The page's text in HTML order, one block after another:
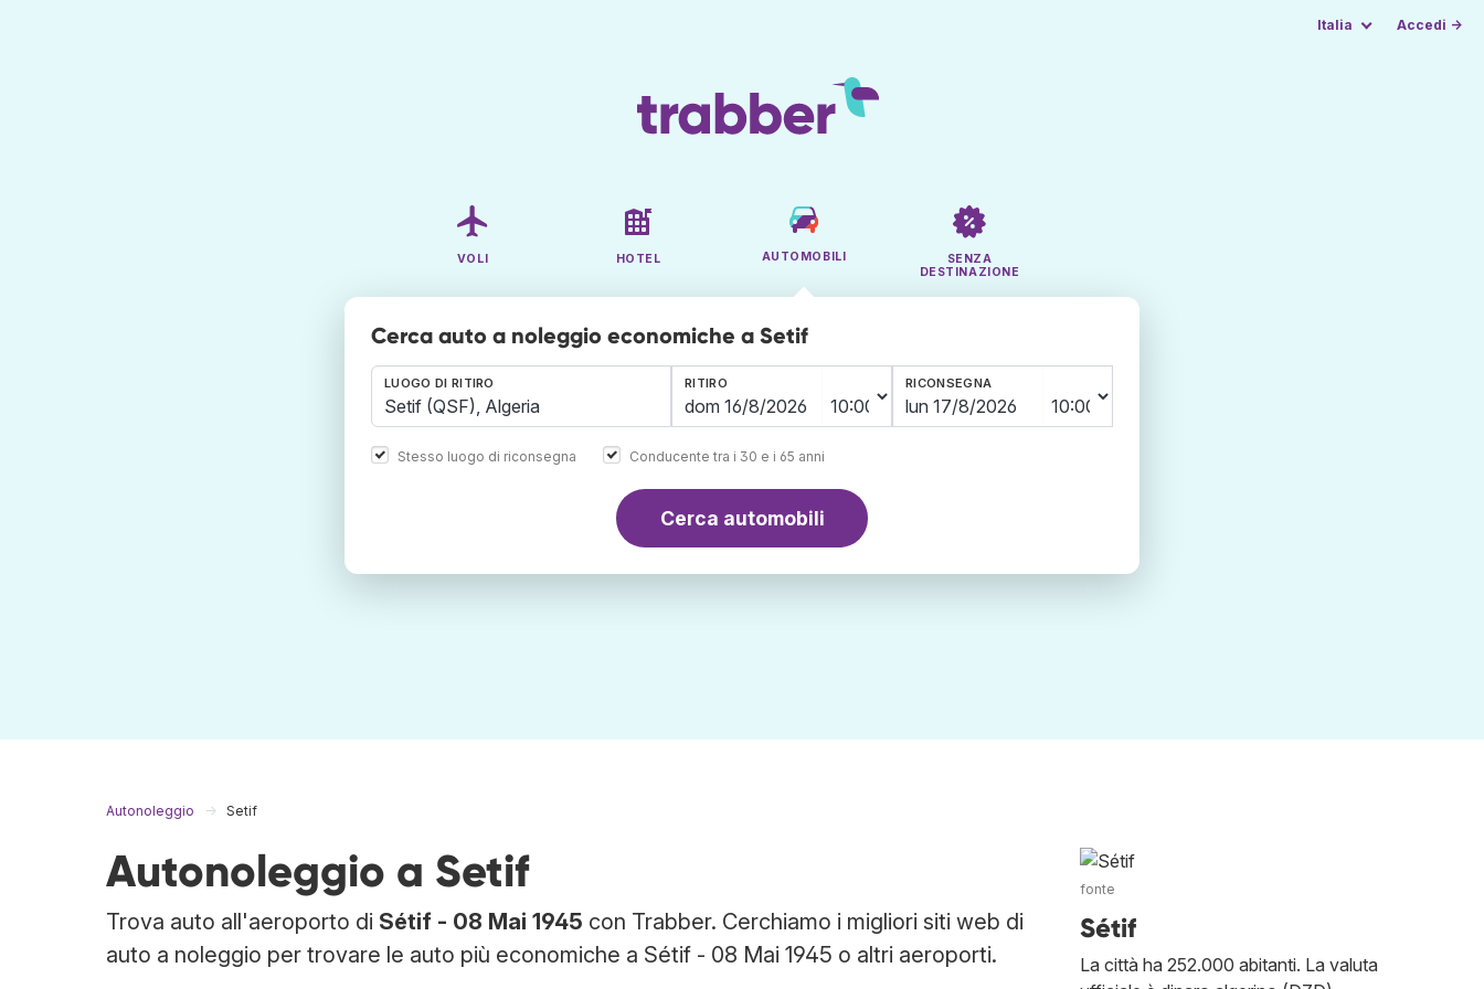
Italia Accedi →
VOLI HOTEL AUTOMOBILI
SENZA
DESTINAZIONE
Cerca auto a noleggio economiche a Setif
LUOGO DI RITIRO RITIRO RICONSEGNA
Stesso luogo di riconsegna Conducente tra i 30 e i 65 anni
Cerca automobili
Autonoleggio Setif
Autonoleggio a Setif
Trova auto all'aeroporto di Sétif - 08 Mai 1945 con Trabber. Cerchiamo i migliori siti web di
auto a noleggio per trovare le auto più economiche a Sétif - 08 Mai 1945 o altri aeroporti.
fonte
Sétif
La città ha 252.000 abitanti. La valuta